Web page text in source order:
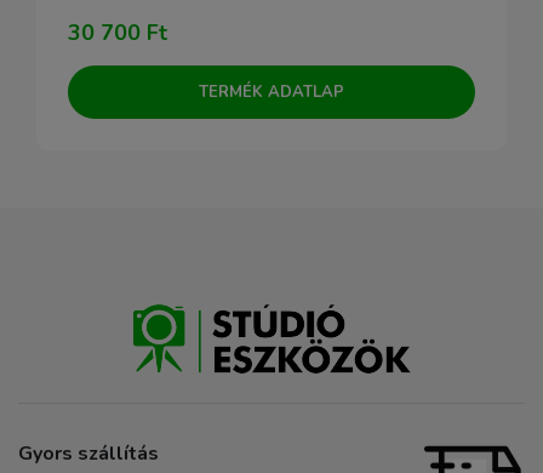
30 700 Ft
TERMÉK ADATLAP
Gyors szállítás